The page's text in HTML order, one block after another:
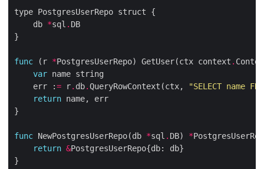
    db
*sql .
func (r *PostgresUserRepo) GetUser(ctx context .
var
    err :
= r. db.QueryRowContext(ctx,
"SELECT name
return
func NewPostgresUserRepo(db *sql . DB) *
return &